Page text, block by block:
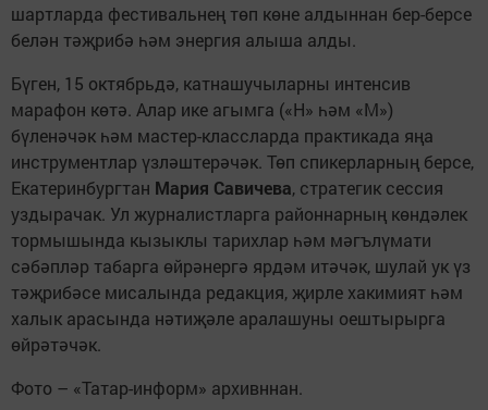
шартларда фестивальнең төп көне алдыннан бер-берсе
белән тәҗрибә һәм энергия алыша алды.
Бүген, 15 октябрьдә, катнашучыларны интенсив
марафон көтә. Алар ике агымга («Н» һәм «М»)
бүленәчәк һәм мастер-классларда практикада яңа
инструментлар үзләштерәчәк. Төп спикерларның берсе,
Екатеринбургтан Мария Савичева, стратегик сессия
уздырачак. Ул журналистларга районнарның көндәлек
тормышында кызыклы тарихлар һәм мәгълүмати
сәбәпләр табарга өйрәнергә ярдәм итәчәк, шулай ук үз
тәҗрибәсе мисалында редакция, җирле хакимият һәм
халык арасында нәтиҗәле аралашуны оештырырга
өйрәтәчәк.
Фото – «Татар-информ» архивннан.